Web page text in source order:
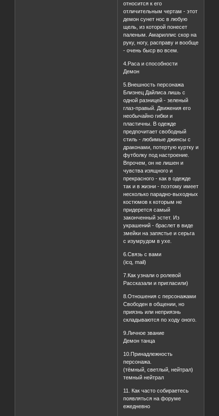
относится к его
отличительным чертам - этот
демон сунет нос в любую
щель, из которой понесет
паленым. Амариллис скор на
руку, ногу, расправу и вообще
- очень быср во всем.
4.Раса и способности
Демон
5.Внешность персонажа
Близнец Дайлиса лишь с
одной разницей - зеленый
глаз-правый. Движения его
необычайно гибки и
пластичны. В одежде
предпочитает свободный
стиль - любимые джинсы с
драконами, потертую куртку и
футболку под настроение.
Впрочем, он не лишен и
чувства изящного и
прекрасного - как в одежде
так и в жизни - поэтому имеет
несколько парадно-выходных
костюмов к которым не
придерется самый
законченный эстет. Из
украшений - браслет в виде
змейки на запястье и серьга
с изумрудом в ухе.
6.Связь с вами
(icq, mail)
7.Как узнали о ролевой
Рассказали и пригласили)
8.Отношения с персонажами
Свободен в общении, но
приязнь или неприязнь
складываются по ходу оного.
9.Личное звание
Демон танца
10.Принадлежность
персонажа.
(тёмный, светлый, нейтрал)
темный нейтрал
11. Как часто собираетесь
появляться на форуме
ежедневно